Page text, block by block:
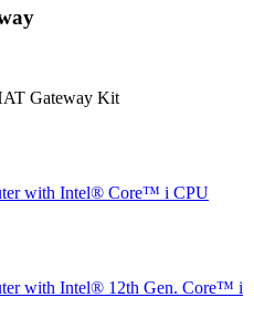
Gateway Kit
with Intel® Core™ i CPU
with Intel® 12th Gen. Core™ i